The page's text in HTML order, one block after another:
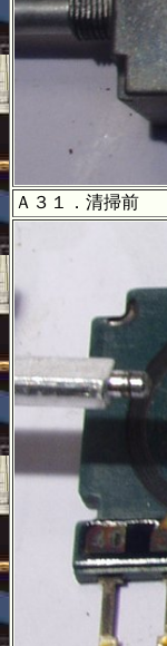
Ａ３１．清